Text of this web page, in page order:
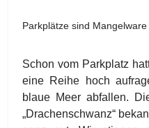
Parkplätze sind Mangelware
Schon vom Parkplatz
eine Reihe hoch
blaue Meer abfallen.
„Drachenschwanz“